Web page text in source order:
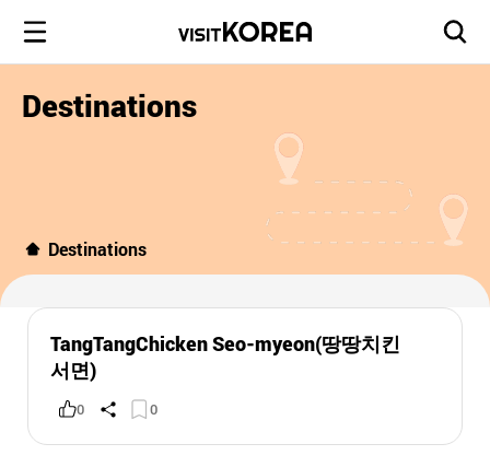
Destinations
Destinations
TangTangChicken Seo-myeon(땅땅치킨
서면)
0 0